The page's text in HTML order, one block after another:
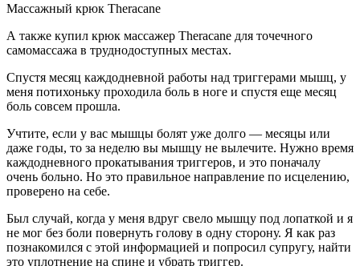
Массажный крюк Theracane
А также купил крюк массажер Theracane для точечного
самомассажа в труднодоступных местах.
Спустя месяц каждодневной работы над триггерами мышц, у
меня потихоньку проходила боль в ноге и спустя еще месяц
боль совсем прошла.
Учтите, если у вас мышцы болят уже долго — месяцы или
даже годы, то за неделю вы мышцу не вылечите. Нужно время
каждодневного прокатывания триггеров, и это поначалу
очень больно. Но это правильное направление по исцелению,
проверено на себе.
Был случай, когда у меня вдруг свело мышцу под лопаткой и я
не мог без боли повернуть голову в одну сторону. Я как раз
познакомился с этой информацией и попросил супругу, найти
это уплотнение на спине и убрать триггер.